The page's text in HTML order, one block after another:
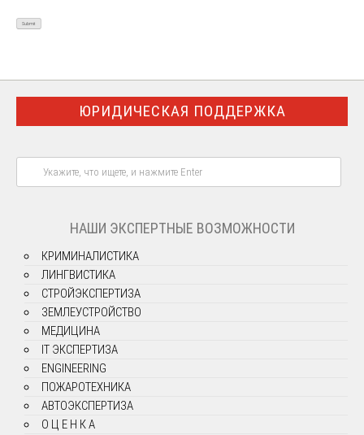
ЮРИДИЧЕСКАЯ ПОДДЕРЖКА
НАШИ ЭКСПЕРТНЫЕ ВОЗМОЖНОСТИ
КРИМИНАЛИСТИКА
ЛИНГВИСТИКА
СТРОЙЭКСПЕРТИЗА
ЗЕМЛЕУСТРОЙСТВО
МЕДИЦИНА
IT ЭКСПЕРТИЗА
ENGINEERING
ПОЖАРОТЕХНИКА
АВТОЭКСПЕРТИЗА
О Ц Е Н К А